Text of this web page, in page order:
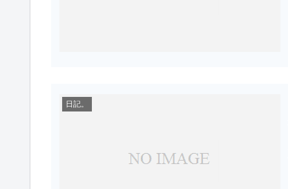
日記。